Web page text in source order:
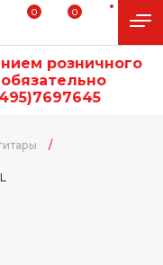
0 0
розничного
/